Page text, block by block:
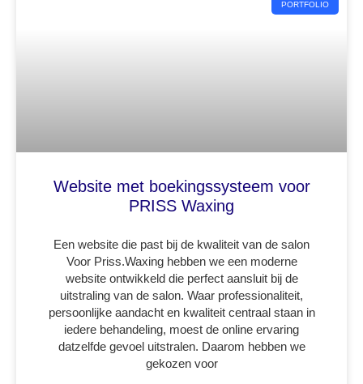
PORTFOLIO
Website met boekingssysteem voor
PRISS Waxing
Een website die past bij de kwaliteit van de salon
Voor Priss.Waxing hebben we een moderne
website ontwikkeld die perfect aansluit bij de
uitstraling van de salon. Waar professionaliteit,
persoonlijke aandacht en kwaliteit centraal staan in
iedere behandeling, moest de online ervaring
datzelfde gevoel uitstralen. Daarom hebben we
gekozen voor